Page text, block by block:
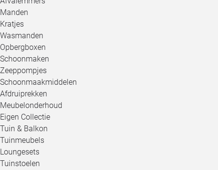
Manden
Kratjes
Wasmanden
Opbergboxen
Schoonmaken
Zeeppompjes
Schoonmaakmiddelen
Afdruiprekken
Meubelonderhoud
Eigen Collectie
Tuin & Balkon
Tuinmeubels
Loungesets
Tuinstoelen